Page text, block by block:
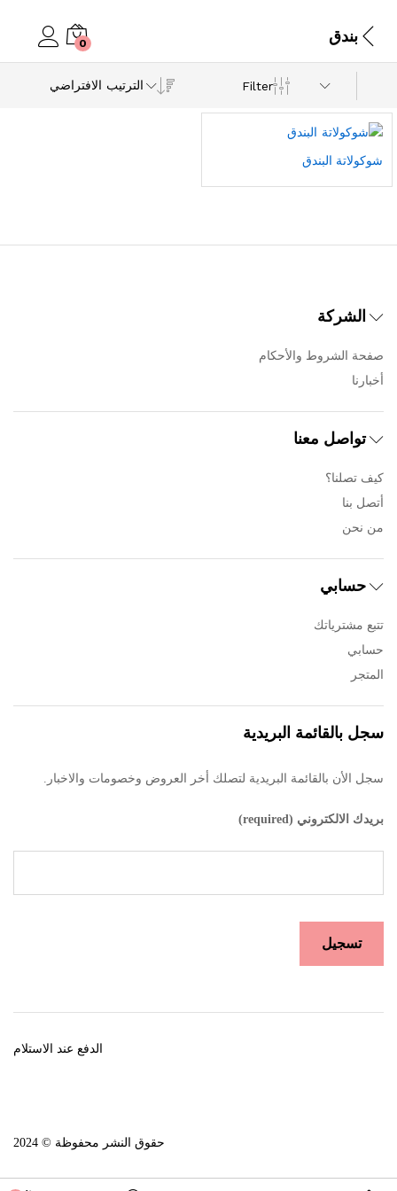
بندق 0
Filter الترتيب الافتراضي
شوكولاتة البندق
الشركة
صفحة الشروط والأحكام
أخبارنا
تواصل معنا
كيف تصلنا؟
أتصل بنا
من نحن
حسابي
تتبع مشترياتك
حسابي
المتجر
سجل بالقائمة البريدية
سجل الأن بالقائمة البريدية لتصلك أخر العروض وخصومات والاخبار.
بريدك الالكتروني (required)
حقوق النشر محفوظة © 2024
الدفع عند الاستلام